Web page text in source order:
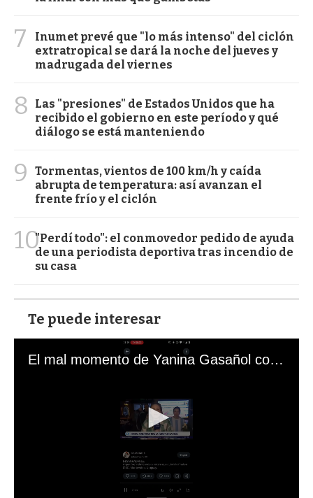
7
Inumet prevé que "lo más intenso" del ciclón
extratropical se dará la noche del jueves y
madrugada del viernes
8
Las "presiones" de Estados Unidos que ha
recibido el gobierno en este período y qué
diálogo se está manteniendo
9
Tormentas, vientos de 100 km/h y caída
abrupta de temperatura: así avanzan el
frente frío y el ciclón
10"Perdí todo": el conmovedor pedido de ayuda
de una periodista deportiva tras incendio de
su casa
Te puede interesar
El mal momento de Yanina Gasañol con un hincha argentino en "Subrayado"